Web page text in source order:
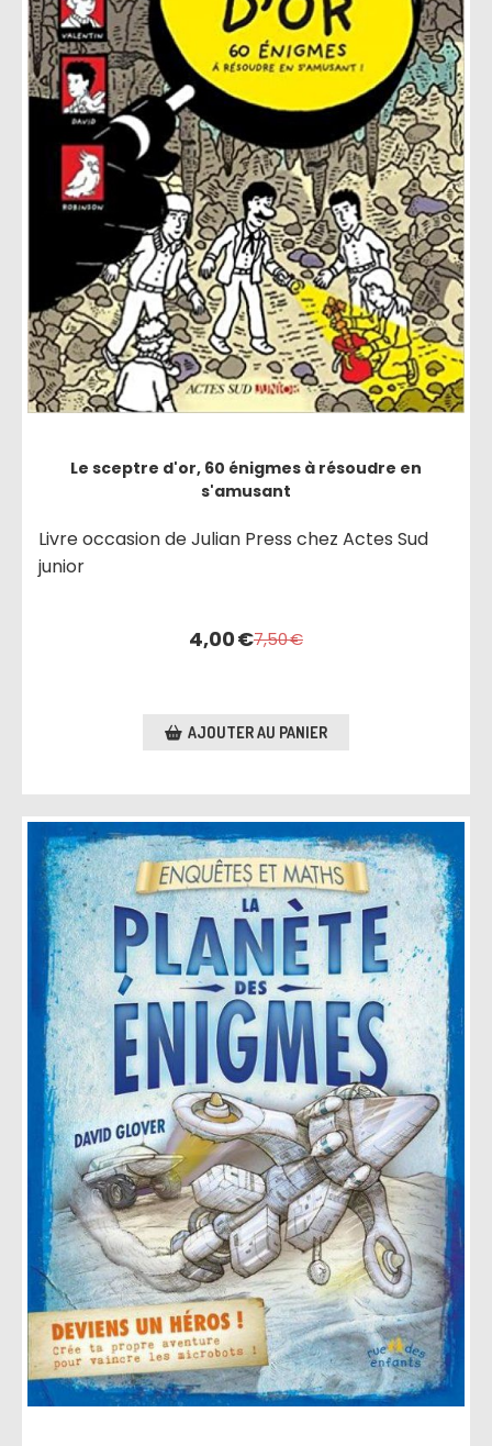
Le sceptre d'or, 60 énigmes à résoudre en
s'amusant
Livre occasion de Julian Press chez Actes Sud
junior
4,00€7,50€
AJOUTER AU PANIER